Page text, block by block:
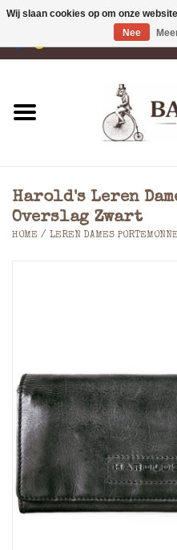
Portemonnees
Rugzakken
Merken
Harold's Leren
Overslag Zwart
HOME / LEREN DAMES
Wij slaan cookies op om onze
Nee